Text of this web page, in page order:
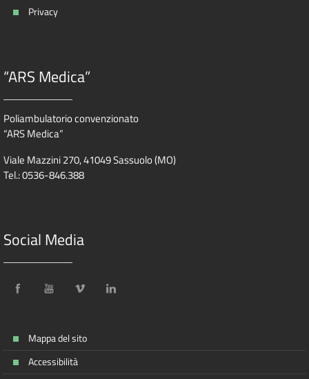
Privacy
“ARS Medica”
Poliambulatorio convenzionato
“ARS Medica”
Viale Mazzini 270, 41049 Sassuolo (MO)
Tel.: 0536-846.388
Social Media
Mappa del sito
Accessibilità